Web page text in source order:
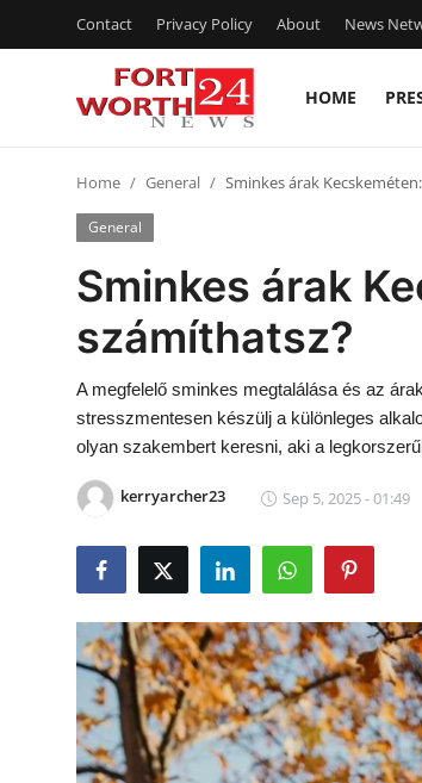
Contact Privacy Policy About News
HOME
Press Release
Contact
Privacy Policy
News Network
Submit Press Release
Guest Posting
Advertise with US
Home General Sminkes árak
General
Sminkes árak
számíthatsz?
A megfelelő sminkes megtalálása és az
stresszmentesen készülj a különleges
olyan szakembert keresni, aki a
kerryarcher23 Sep 5, 2025 - 01:49